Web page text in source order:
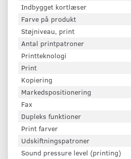
Indbygget kortlæser
Farve på produkt
Støjniveau, print
Antal printpatroner
Printteknologi
Print
Kopiering
Markedspositionering
Fax
Dupleks funktioner
Print farver
Udskiftningspatroner
Sound pressure level (printing)